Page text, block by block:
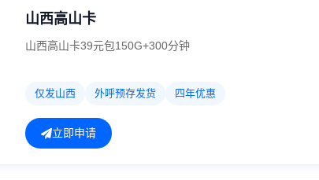
山西高山卡
山西高山卡39元包150G+300分钟
仅发山西 外呼预存发货 四年优惠
立即申请